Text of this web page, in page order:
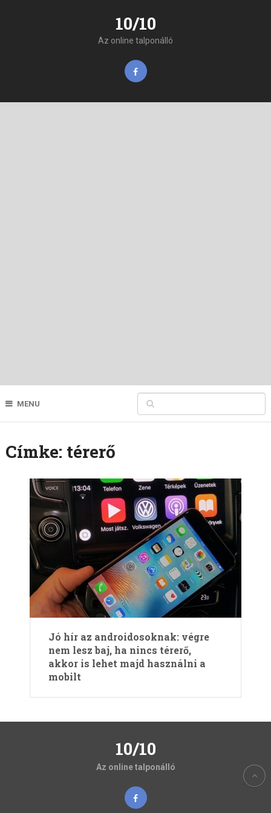
10/10
Az online talponálló
MENU
Címke: térerő
Jó hír az androidosoknak: végre
nem lesz baj, ha nincs térerő,
akkor is lehet majd használni a
mobilt
10/10
Az online talponálló